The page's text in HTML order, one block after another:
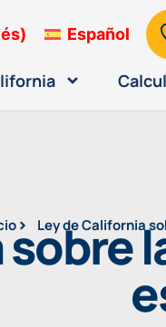
) Español
Ley de California